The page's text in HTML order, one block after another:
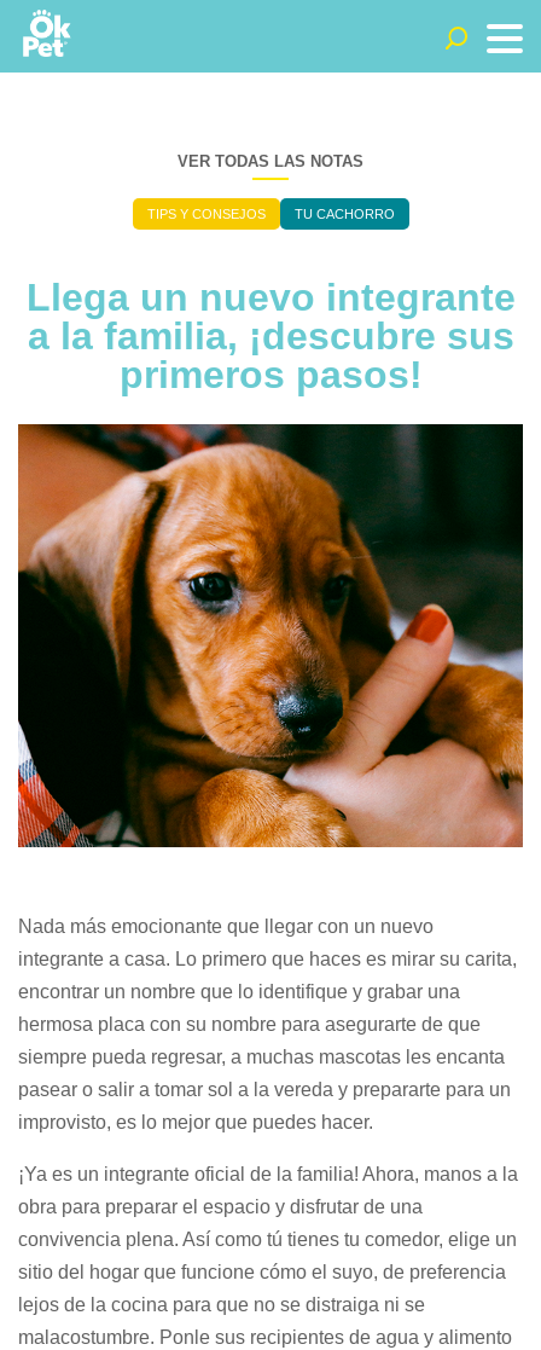
VER TODAS LAS NOTAS
TIPS Y CONSEJOS TU CACHORRO
Llega un nuevo integrante
a la familia, ¡descubre sus
primeros pasos!
Nada más emocionante que llegar con un nuevo
integrante a casa. Lo primero que haces es mirar su carita,
encontrar un nombre que lo identifique y grabar una
hermosa placa con su nombre para asegurarte de que
siempre pueda regresar, a muchas mascotas les encanta
pasear o salir a tomar sol a la vereda y prepararte para un
improvisto, es lo mejor que puedes hacer.
¡Ya es un integrante oficial de la familia! Ahora, manos a la
obra para preparar el espacio y disfrutar de una
convivencia plena. Así como tú tienes tu comedor, elige un
sitio del hogar que funcione cómo el suyo, de preferencia
lejos de la cocina para que no se distraiga ni se
malacostumbre. Ponle sus recipientes de agua y alimento